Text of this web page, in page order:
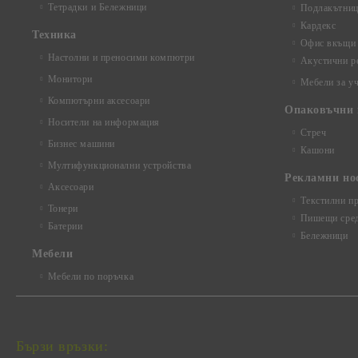
Тетрадки и Бележници
Техника
Настолни и преносими компютри
Монитори
Компютърни аксесоари
Носители на информация
Бизнес машини
Мултифункционални устройства
Аксесоари
Тонери
Батерии
Mебели
Мебели по поръчка
Кардекс
Офис вкъщи
Акустични
Мебели за
Опаковъчни
Стреч
Кашони
Рекламни
Текстилни
Пишещи
Бележници
Бързи връзки: